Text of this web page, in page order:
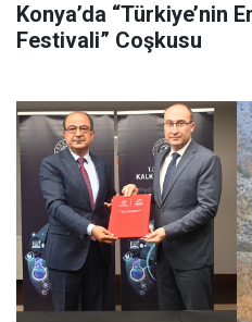
Konya’da “Türkiye’nin
Festivali” Coşkusu